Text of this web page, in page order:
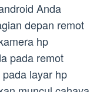
Anda
depan remot
hp
pada remot
layar hp